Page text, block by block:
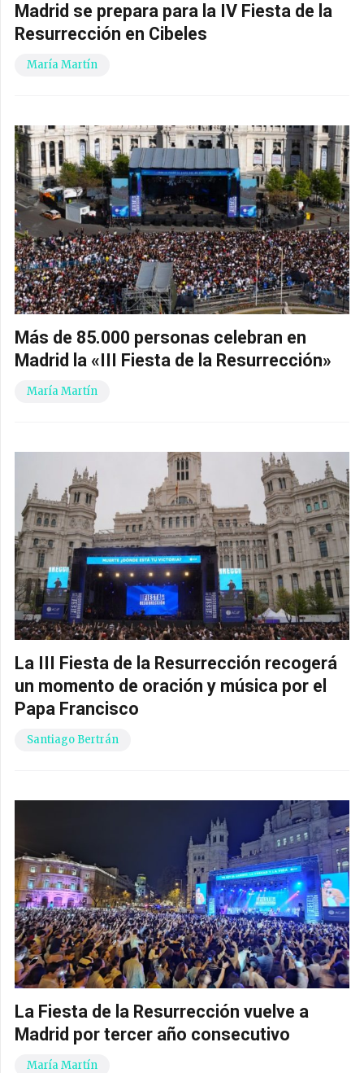
Madrid se prepara para la IV Fiesta de la
Resurrección en Cibeles
María Martín
Más de 85.000 personas celebran en
Madrid la «III Fiesta de la Resurrección»
María Martín
La III Fiesta de la Resurrección recogerá
un momento de oración y música por el
Papa Francisco
Santiago Bertrán
La Fiesta de la Resurrección vuelve a
Madrid por tercer año consecutivo
María Martín